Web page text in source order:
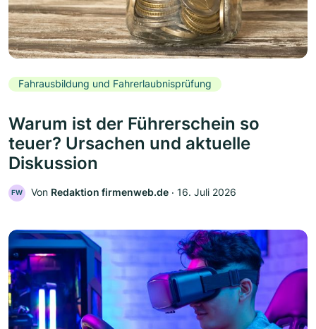
Fahrausbildung und Fahrerlaubnisprüfung
Warum ist der Führerschein so
teuer? Ursachen und aktuelle
Diskussion
FW Von Redaktion firmenweb.de ‧ 16. Juli 2026